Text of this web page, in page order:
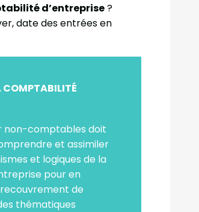
d’entreprise?
date des entrées en
COMPTABILITÉ
non-comptables doit
et assimiler
et logiques de la
pour en
de
thématiques